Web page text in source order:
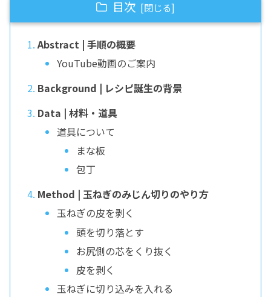
目次
Abstract | 手順の概要
YouTube動画のご案内
Background | レシピ誕生の背景
Data | 材料・道具
道具について
まな板
包丁
Method | 玉ねぎのみじん切りのやり方
玉ねぎの皮を剥く
頭を切り落とす
お尻側の芯をくり抜く
皮を剥く
玉ねぎに切り込みを入れる